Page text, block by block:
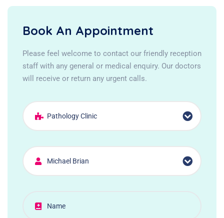
Book An Appointment
Please feel welcome to contact our friendly reception
staff with any general or medical enquiry. Our doctors
will receive or return any urgent calls.
Pathology Clinic
Michael Brian